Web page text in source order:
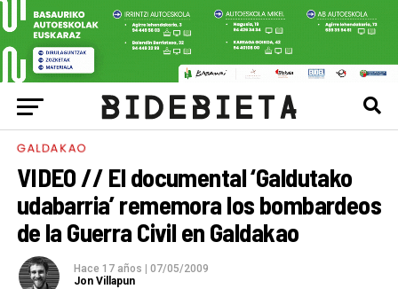
GALDAKAO
VIDEO // El documental ‘Galdutako
udabarria’ rememora los bombardeos
de la Guerra Civil en Galdakao
Hace 17 años
07/05/2009
Jon Villapun